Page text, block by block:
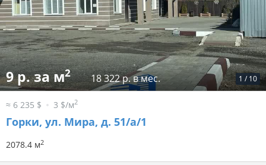
1 / 10
9 р. за м2 18 322 р. в мес.
≈ 6 235 $ 3 $/м2
Горки, ул. Мира, д. 51/а/1
2078.4 м2